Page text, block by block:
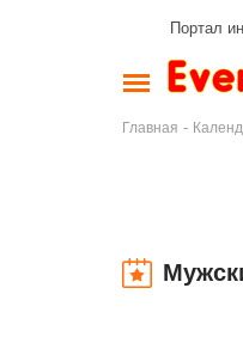
Портал
Главная -